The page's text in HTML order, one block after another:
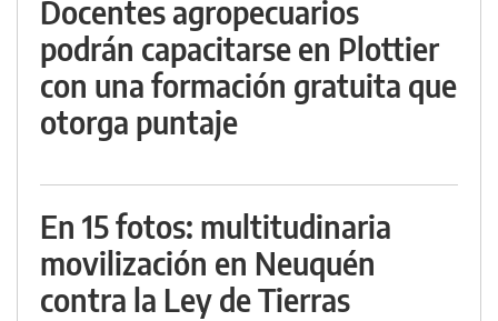
Docentes agropecuarios
podrán capacitarse en Plottier
con una formación gratuita que
otorga puntaje
En 15 fotos: multitudinaria
movilización en Neuquén
contra la Ley de Tierras